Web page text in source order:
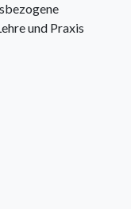
und Praxis